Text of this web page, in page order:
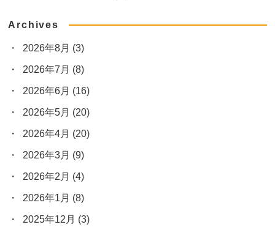
Archives
2026年8月 (3)
2026年7月 (8)
2026年6月 (16)
2026年5月 (20)
2026年4月 (20)
2026年3月 (9)
2026年2月 (4)
2026年1月 (8)
2025年12月 (3)